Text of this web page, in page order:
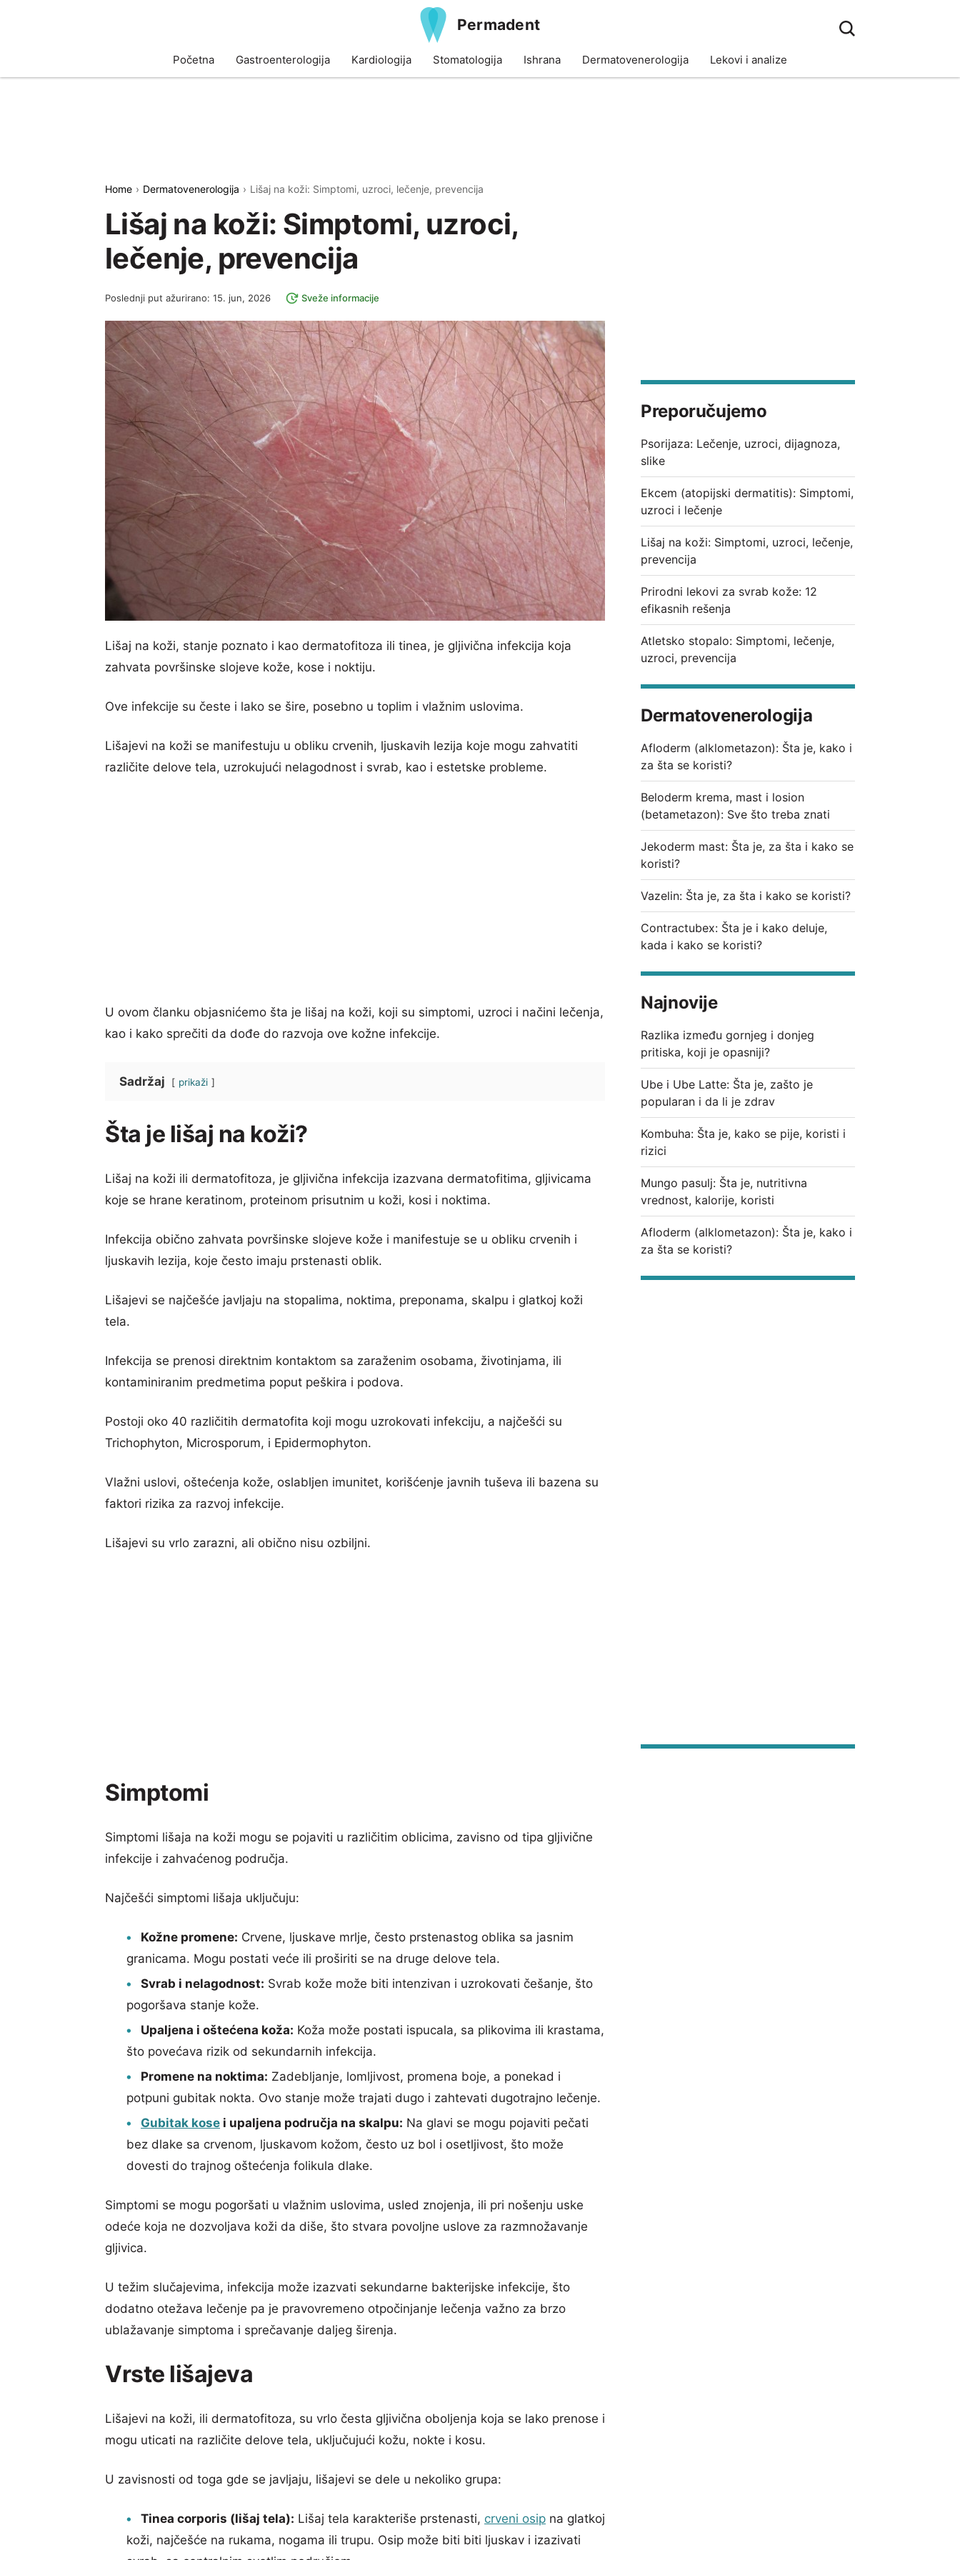
Permadent
Početna Gastroenterologija Kardiologija Stomatologija Ishrana Dermatovenerologija Lekovi i analize
Home Dermatovenerologija Lišaj na koži: Simptomi, uzroci, lečenje, prevencija
Lišaj na koži: Simptomi, uzroci,
lečenje, prevencija
Poslednji put ažurirano: 15. jun, 2026 Sveže informacije
Lišaj na koži, stanje poznato i kao dermatofitoza ili tinea, je gljivična infekcija koja
zahvata površinske slojeve kože, kose i noktiju.
Ove infekcije su česte i lako se šire, posebno u toplim i vlažnim uslovima.
Lišajevi na koži se manifestuju u obliku crvenih, ljuskavih lezija koje mogu zahvatiti
različite delove tela, uzrokujući nelagodnost i svrab, kao i estetske probleme.
U ovom članku objasnićemo šta je lišaj na koži, koji su simptomi, uzroci i načini lečenja,
kao i kako sprečiti da dođe do razvoja ove kožne infekcije.
Sadržaj prikaži
Šta je lišaj na koži?
Lišaj na koži ili dermatofitoza, je gljivična infekcija izazvana dermatofitima, gljivicama
koje se hrane keratinom, proteinom prisutnim u koži, kosi i noktima.
Infekcija obično zahvata površinske slojeve kože i manifestuje se u obliku crvenih i
ljuskavih lezija, koje često imaju prstenasti oblik.
Lišajevi se najčešće javljaju na stopalima, noktima, preponama, skalpu i glatkoj koži
tela.
Infekcija se prenosi direktnim kontaktom sa zaraženim osobama, životinjama, ili
kontaminiranim predmetima poput peškira i podova.
Postoji oko 40 različitih dermatofita koji mogu uzrokovati infekciju, a najčešći su
Trichophyton, Microsporum, i Epidermophyton.
Vlažni uslovi, oštećenja kože, oslabljen imunitet, korišćenje javnih tuševa ili bazena su
faktori rizika za razvoj infekcije.
Lišajevi su vrlo zarazni, ali obično nisu ozbiljni.
Simptomi
Simptomi lišaja na koži mogu se pojaviti u različitim oblicima, zavisno od tipa gljivične
infekcije i zahvaćenog područja.
Najčešći simptomi lišaja uključuju:
Kožne promene: Crvene, ljuskave mrlje, često prstenastog oblika sa jasnim
granicama. Mogu postati veće ili proširiti se na druge delove tela.
Svrab i nelagodnost: Svrab kože može biti intenzivan i uzrokovati češanje, što
pogoršava stanje kože.
Upaljena i oštećena koža: Koža može postati ispucala, sa plikovima ili krastama,
što povećava rizik od sekundarnih infekcija.
Promene na noktima: Zadebljanje, lomljivost, promena boje, a ponekad i
potpuni gubitak nokta. Ovo stanje može trajati dugo i zahtevati dugotrajno lečenje.
Gubitak kose i upaljena područja na skalpu: Na glavi se mogu pojaviti pečati
bez dlake sa crvenom, ljuskavom kožom, često uz bol i osetljivost, što može
dovesti do trajnog oštećenja folikula dlake.
Simptomi se mogu pogoršati u vlažnim uslovima, usled znojenja, ili pri nošenju uske
odeće koja ne dozvoljava koži da diše, što stvara povoljne uslove za razmnožavanje
gljivica.
U težim slučajevima, infekcija može izazvati sekundarne bakterijske infekcije, što
dodatno otežava lečenje pa je pravovremeno otpočinjanje lečenja važno za brzo
ublažavanje simptoma i sprečavanje daljeg širenja.
Vrste lišajeva
Lišajevi na koži, ili dermatofitoza, su vrlo česta gljivična oboljenja koja se lako prenose i
mogu uticati na različite delove tela, uključujući kožu, nokte i kosu.
U zavisnosti od toga gde se javljaju, lišajevi se dele u nekoliko grupa:
Tinea corporis (lišaj tela): Lišaj tela karakteriše prstenasti, crveni osip na glatkoj
koži, najčešće na rukama, nogama ili trupu. Osip može biti biti ljuskav i izazivati
Preporučujemo
Psorijaza: Lečenje, uzroci, dijagnoza,
slike
Ekcem (atopijski dermatitis): Simptomi,
uzroci i lečenje
Lišaj na koži: Simptomi, uzroci, lečenje,
prevencija
Prirodni lekovi za svrab kože: 12
efikasnih rešenja
Atletsko stopalo: Simptomi, lečenje,
uzroci, prevencija
Dermatovenerologija
Afloderm (alklometazon): Šta je, kako i
za šta se koristi?
Beloderm krema, mast i losion
(betametazon): Sve što treba znati
Jekoderm mast: Šta je, za šta i kako se
koristi?
Vazelin: Šta je, za šta i kako se koristi?
Contractubex: Šta je i kako deluje,
kada i kako se koristi?
Najnovije
Razlika između gornjeg i donjeg
pritiska, koji je opasniji?
Ube i Ube Latte: Šta je, zašto je
popularan i da li je zdrav
Kombuha: Šta je, kako se pije, koristi i
rizici
Mungo pasulj: Šta je, nutritivna
vrednost, kalorije, koristi
Afloderm (alklometazon): Šta je, kako i
za šta se koristi?